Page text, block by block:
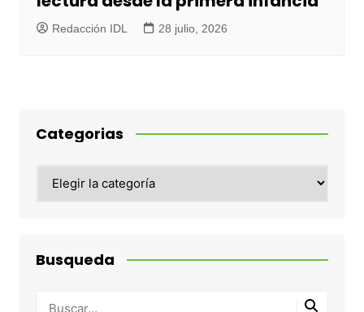
Redacción IDL 28 julio, 2026
Categorias
Busqueda